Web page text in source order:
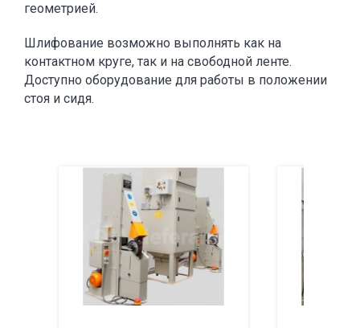
геометрией.
Шлифование возможно выполнять как на
контактном круге, так и на свободной ленте.
Доступно оборудование для работы в положении
стоя и сидя.